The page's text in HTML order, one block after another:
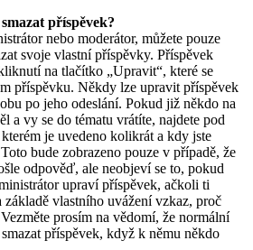
příspěvek?
nebo moderátor, můžete pouze
svoje vlastní příspěvky. Příspěvek
na tlačítko „Upravit“, které se
příspěvku. Někdy lze upravit příspěvek
po jeho odeslání. Pokud již někdo na
a vy se do tématu vrátíte, najdete pod
je uvedeno kolikrát a kdy jste
bude zobrazeno pouze v případě, že
odpověď, ale neobjeví se to, pokud
upraví příspěvek, ačkoli ti
základě vlastního uvážení vzkaz, proč
prosím na vědomí, že normální
příspěvek, když k němu někdo